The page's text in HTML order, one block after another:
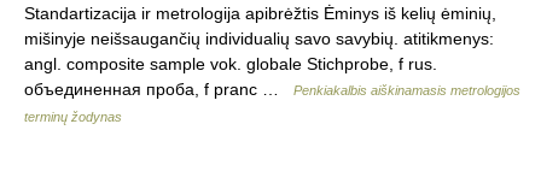
Standartizacija ir metrologija apibrėžtis Ėminys iš kelių ėminių,
mišinyje neišsaugančių individualių savo savybių. atitikmenys:
angl. composite sample vok. globale Stichprobe, f rus.
объединенная проба, f pranc …
Penkiakalbis aiškinamasis metrologijos
terminų žodynas